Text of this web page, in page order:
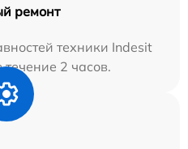
ремонт
техники Indesit
2 часов.